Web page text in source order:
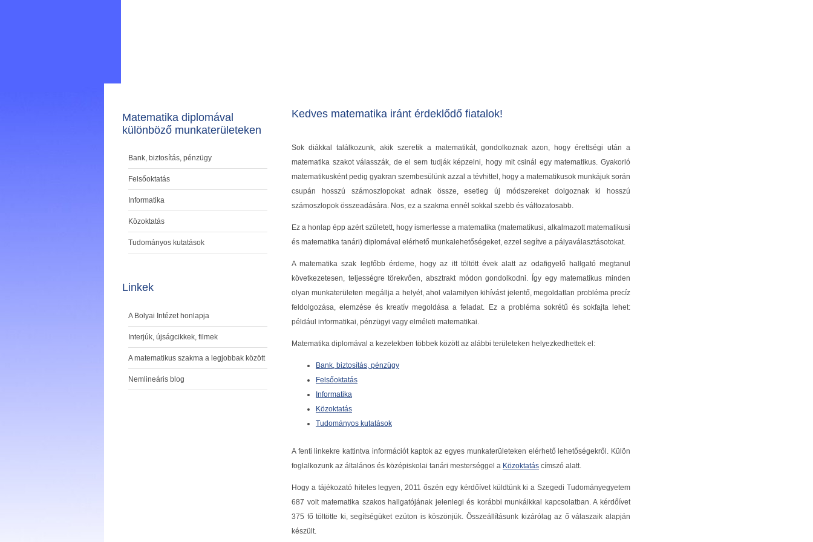
Kedves matematika iránt érdeklődő fiatalok!
Sok diákkal találkozunk, akik szeretik a matematikát, gondolkoznak azon, hogy érettségi után a
matematika szakot válasszák, de el sem tudják képzelni, hogy mit csinál egy matematikus. Gyakorló
matematikusként pedig gyakran szembesülünk azzal a tévhittel, hogy a matematikusok munkájuk során
csupán hosszú számoszlopokat adnak össze, esetleg új módszereket dolgoznak ki hosszú
számoszlopok összeadására. Nos, ez a szakma ennél sokkal szebb és változatosabb.
Ez a honlap épp azért született, hogy ismertesse a matematika (matematikusi, alkalmazott matematikusi
és matematika tanári) diplomával elérhető munkalehetőségeket, ezzel segítve a pályaválasztásotokat.
A matematika szak legfőbb érdeme, hogy az itt töltött évek alatt az odafigyelő hallgató megtanul
következetesen, teljességre törekvően, absztrakt módon gondolkodni. Így egy matematikus minden
olyan munkaterületen megállja a helyét, ahol valamilyen kihívást jelentő, megoldatlan probléma precíz
feldolgozása, elemzése és kreatív megoldása a feladat. Ez a probléma sokrétű és sokfajta lehet:
például informatikai, pénzügyi vagy elméleti matematikai.
Matematika diplomával a kezetekben többek között az alábbi területeken helyezkedhettek el:
Bank, biztosítás, pénzügy
Felsőoktatás
Informatika
Közoktatás
Tudományos kutatások
A fenti linkekre kattintva információt kaptok az egyes munkaterületeken elérhető lehetőségekről. Külön
foglalkozunk az általános és középiskolai tanári mesterséggel a Közoktatás címszó alatt.
Hogy a tájékozató hiteles legyen, 2011 őszén egy kérdőívet küldtünk ki a Szegedi Tudományegyetem
687 volt matematika szakos hallgatójának jelenlegi és korábbi munkáikkal kapcsolatban. A kérdőívet
375 fő töltötte ki, segítségüket ezúton is köszönjük. Összeállításunk kizárólag az ő válaszaik alapján
készült.
Matematika diplomával
különböző munkaterületeken
Bank, biztosítás, pénzügy
Felsőoktatás
Informatika
Közoktatás
Tudományos kutatások
Linkek
A Bolyai Intézet honlapja
Interjúk, újságcikkek, filmek
A matematikus szakma a legjobbak között
Nemlineáris blog